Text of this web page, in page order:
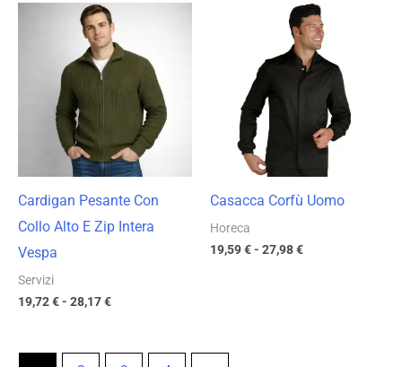
Cardigan Pesante Con
Collo Alto E Zip Intera
Vespa
Servizi
19,72€- 28,17€
di
prezzo:
da
28,17 €
Casacca Corfù Uomo
Horeca
19,59€- 27,98€
Fascia
di
prezzo:
da
19,59 €
27,98 €